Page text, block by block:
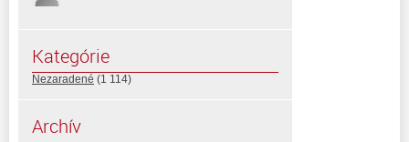
Kategórie
Nezaradené (1 114)
Archív